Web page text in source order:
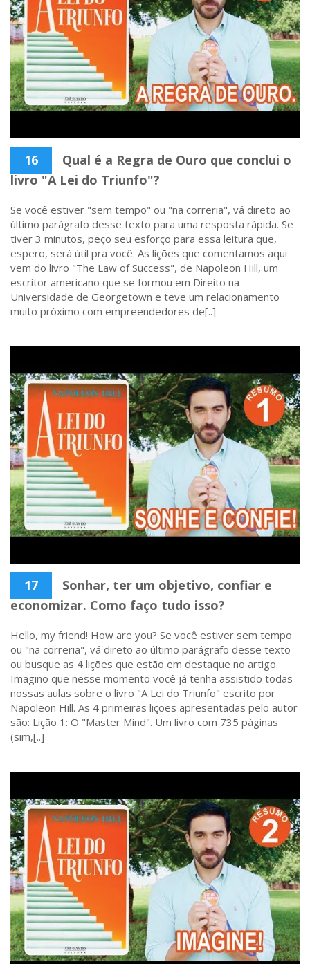
16
Qual é a Regra de Ouro que conclui o
livro "A Lei do Triunfo"?
Se você estiver "sem tempo" ou "na correria", vá direto ao
último parágrafo desse texto para uma resposta rápida. Se
tiver 3 minutos, peço seu esforço para essa leitura que,
espero, será útil pra você. As lições que comentamos aqui
vem do livro "The Law of Success", de Napoleon Hill, um
escritor americano que se formou em Direito na
Universidade de Georgetown e teve um relacionamento
muito próximo com empreendedores de[..]
17
Sonhar, ter um objetivo, confiar e
economizar. Como faço tudo isso?
Hello, my friend! How are you? Se você estiver sem tempo
ou "na correria", vá direto ao último parágrafo desse texto
ou busque as 4 lições que estão em destaque no artigo.
Imagino que nesse momento você já tenha assistido todas
nossas aulas sobre o livro "A Lei do Triunfo" escrito por
Napoleon Hill. As 4 primeiras lições apresentadas pelo autor
são: Lição 1: O "Master Mind". Um livro com 735 páginas
(sim,[..]